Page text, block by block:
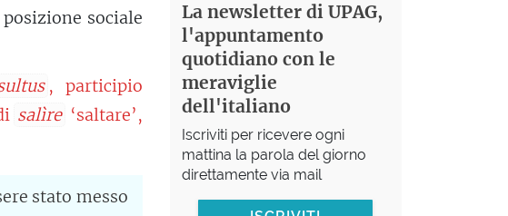
sociale
, participio
salìre ‘saltare’,
stato messo
La newsletter di UPAG,
l'appuntamento
quotidiano con le
meraviglie
dell'italiano
Iscriviti per ricevere ogni
mattina la parola del giorno
direttamente via mail